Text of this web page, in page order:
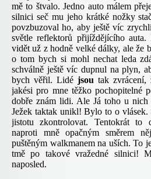
mě to štvalo. Jedno auto málem
silnici seč mu jeho krátké nožky
povzbuzoval ho, aby ještě víc
světle reflektorů přijíždějícího
vidět už z hodně velké dálky, ale že
o tom bych si mohl nechat leda
schválně ještě víc dupnul na plyn,
bych věřil. Lidé jsou tak
jakési pro mne těžko pochopitelné
dobře znám lidi. Ale Já toho u nich
Ježek taktak unikl! Bylo to o vlásek.
jistotu zkontrolovat. Tentokrát to
naproti mně opačným směrem
puštěným walkmanem na uších. To
tmě po takové vražedné silnici!
naposled.